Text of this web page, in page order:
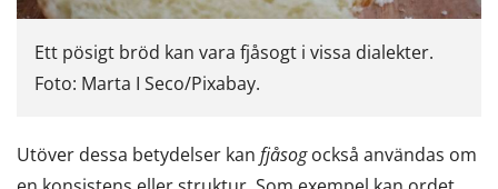
Ett pösigt bröd kan vara fjåsogt i vissa dialekter.
Foto: Marta I Seco/Pixabay.
Utöver dessa betydelser kan fjåsogockså användas om